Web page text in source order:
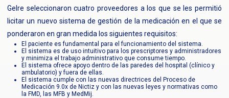
Gelre seleccionaron cuatro proveedores a los que se les permitió
licitar un nuevo sistema de gestión de la medicación en el que se
ponderaron en gran medida los siguientes requisitos:
El paciente es fundamental para el funcionamiento del sistema.
El sistema es de uso intuitivo para los prescriptores y administradores
y minimiza el trabajo administrativo que consume tiempo.
El sistema ofrece apoyo dentro de las paredes del hospital (clínico y
ambulatorio) y fuera de ellas.
El sistema cumple con las nuevas directrices del Proceso de
Medicación 9.0x de Nictiz y con las nuevas leyes y normativas como
la FMD, las MFB y MedMij.